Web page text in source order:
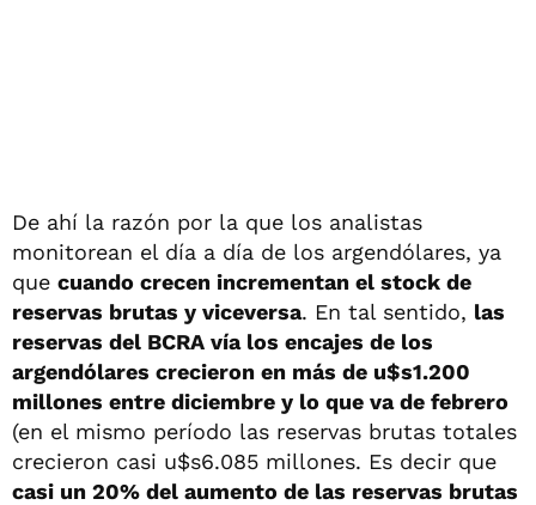
De ahí la razón por la que los analistas
monitorean el día a día de los argendólares, ya
que cuando crecen incrementan el stock de
reservas brutas y viceversa. En tal sentido, las
reservas del BCRA vía los encajes de los
argendólares crecieron en más de u$s1.200
millones entre diciembre y lo que va de febrero
(en el mismo período las reservas brutas totales
crecieron casi u$s6.085 millones. Es decir que
casi un 20% del aumento de las reservas brutas